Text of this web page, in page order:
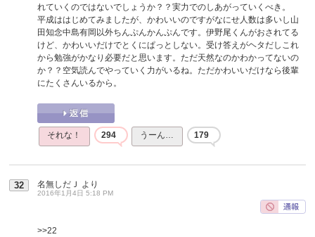
れていくのではないでしょうか？？実力でのしあがっていくべき。
平成ははじめてみましたが、かわいいのですがなにせ人数は多いし山
田知念中島有岡以外ちんぷんかんぷんです。伊野尾くんがおされてる
けど、かわいいだけでとくにぱっとしない。受け答えがヘタだしこれ
から勉強がかなり必要だと思います。ただ天然なのかわかってないの
か？？空気読んでやっていく力がいるね。ただかわいいだけなら後輩
にたくさんいるから。
それな！ 294 うーん… 179
32 名無しだＪ より
2016年1月4日 5:18 PM
>>22